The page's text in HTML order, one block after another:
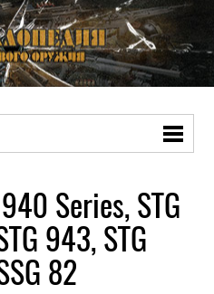
Series, STG
943, STG
82